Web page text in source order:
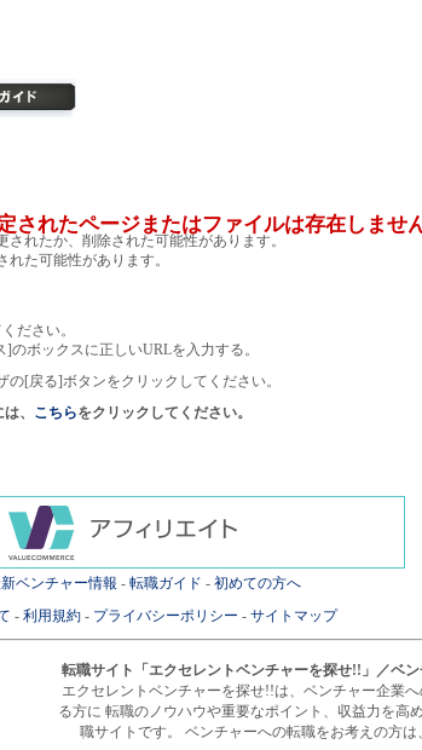
れたページまたはファイルは存在しません
れたか、削除された可能性があります。
た可能性があります。
ださい。
ボックスに正しいURLを入力する。
[戻る]ボタンをクリックしてください。
、 こちらをクリックしてください。
ベンチャー情報 - 転職ガイド - 初めての方へ
- 利用規約 - プライバシーポリシー - サイトマップ
転職サイト
「エクセレントベンチャーを探せ!!」／ベ
エクセレントベンチャーを探せ!!は、ベンチャー企業
る方に 転職のノウハウや重要なポイント、収益力を高
職サイトです。 ベンチャーへの転職をお考えの方は